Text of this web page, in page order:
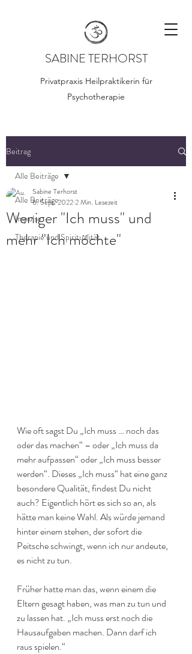
SABINE TERHORST
Privatpraxis Heilpraktikerin für
Psychotherapie
Beitrag
Alle Beiträge
Impulse
Therapie und Spiritualität
Alle Beiträge
Weniger "Ich muss" und
mehr "Ich möchte"
Sabine Terhorst
6. Sept. 20222 Min. Lesezeit
Wie oft sagst Du „Ich muss … noch das
oder das machen“ – oder „Ich muss da
mehr aufpassen“ oder „Ich muss besser
werden“. Dieses „Ich muss“ hat eine ganz
besondere Qualität, findest Du nicht
auch? Eigentlich hört es sich so an, als
hätte man keine Wahl. Als würde jemand
hinter einem stehen, der sofort die
Peitsche schwingt, wenn ich nur andeute,
es nicht zu tun.
Früher hatte man das, wenn einem die
Eltern gesagt haben, was man zu tun und
zu lassen hat. „Ich muss erst noch die
Hausaufgaben machen. Dann darf ich
raus spielen.“